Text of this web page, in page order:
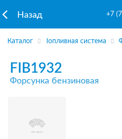
Назад +7
Каталог Топливная система
FIB1932
Форсунка бензиновая